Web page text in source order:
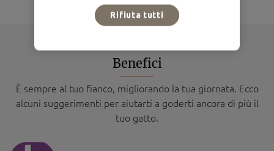
Benefici
È sempre al tuo fianco, migliorando la tua giornata. Ecco
alcuni suggerimenti per aiutarti a goderti ancora di più il
tuo gatto.
Rifiuta tutti